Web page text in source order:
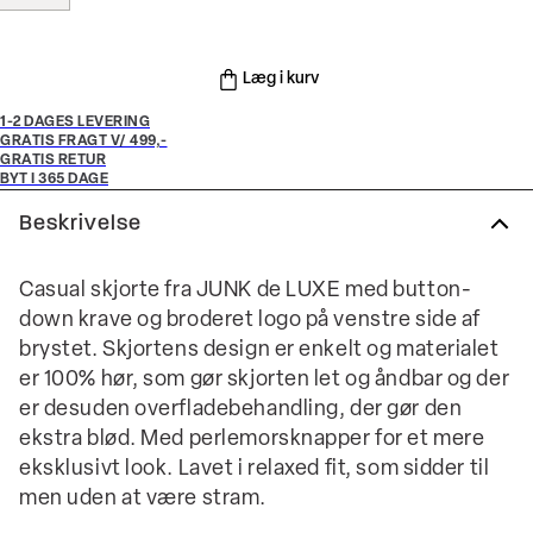
Læg i kurv
1-2 DAGES LEVERING
GRATIS FRAGT V/ 499,-
GRATIS RETUR
BYT I 365 DAGE
Beskrivelse
Casual skjorte fra JUNK de LUXE med button-
down krave og broderet logo på venstre side af
brystet. Skjortens design er enkelt og materialet
er 100% hør, som gør skjorten let og åndbar og der
er desuden overfladebehandling, der gør den
ekstra blød. Med perlemorsknapper for et mere
eksklusivt look. Lavet i relaxed fit, som sidder til
men uden at være stram.